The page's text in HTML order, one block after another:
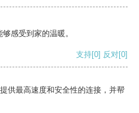
感受到家的温暖。
支持[0] 反对[0]
供最高速度和安全性的连接，并帮